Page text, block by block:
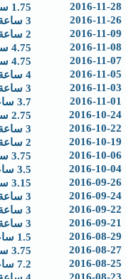
2016-11-28 1.75 ساعة
2016-11-26 3 ساعة
2016-11-09 2 ساعة
2016-11-08 4.75 ساعة
2016-11-07 4.75 ساعة
2016-11-05 4 ساعة
2016-11-03 3 ساعة
2016-11-01 3.7 ساعة
2016-10-24 2.75 ساعة
2016-10-22 3 ساعة
2016-10-19 2 ساعة
2016-10-06 3.75 ساعة
2016-10-04 3.5 ساعة
2016-09-26 3.15 ساعة
2016-09-24 3 ساعة
2016-09-22 3 ساعة
2016-09-21 3 ساعة
2016-08-29 1.5 ساعة
2016-08-27 3.75 ساعة
2016-08-25 7.2 ساعة